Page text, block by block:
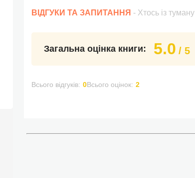
ВІДГУКИ ТА ЗАПИТАННЯ - Хтось із туману
Загальна оцінка книги: 5.0 / 5
Всього відгуків: 0Всього оцінок: 2